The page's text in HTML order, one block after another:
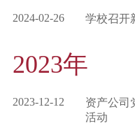
2024-02-26 学校召开
2023年
2023-12-12
资产公司
活动